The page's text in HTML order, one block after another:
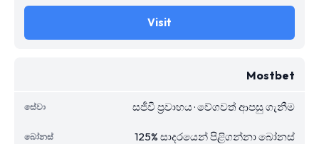
Visit
Mostbet
සජීවී ප්‍රවාහය · වේගවත් ආපසු ගැනීම
125% සාදරයෙන් පිළිගන්නා බෝනස්